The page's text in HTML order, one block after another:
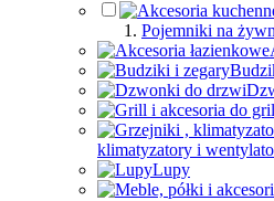
Pojemniki na
klimatyzatory i
Lupy